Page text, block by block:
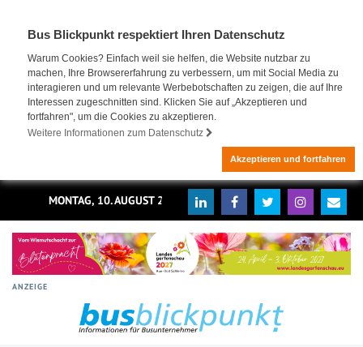
Bus Blickpunkt respektiert Ihren Datenschutz
Warum Cookies? Einfach weil sie helfen, die Website nutzbar zu
machen, Ihre Browsererfahrung zu verbessern, um mit Social Media zu
interagieren und um relevante Werbebotschaften zu zeigen, die auf Ihre
Interessen zugeschnitten sind. Klicken Sie auf „Akzeptieren und
fortfahren", um die Cookies zu akzeptieren.
Weitere Informationen zum Datenschutz
Akzeptieren und fortfahren
MONTAG, 10. AUGUST 2026
ANZEIGE